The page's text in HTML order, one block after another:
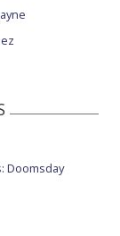
Doomsday